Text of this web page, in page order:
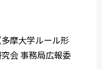
摩大学ルール形
会 事務局広報委